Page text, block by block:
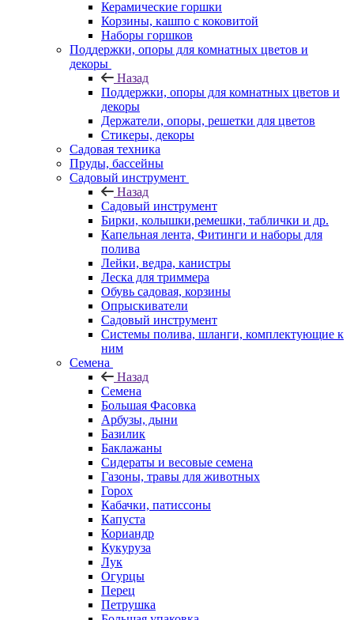
Керамические горшки
Корзины, кашпо с коковитой
Наборы горшков
Поддержки, опоры для комнатных цветов и
декоры
Назад
Поддержки, опоры для комнатных цветов и
декоры
Держатели, опоры, решетки для цветов
Стикеры, декоры
Садовая техника
Пруды, бассейны
Садовый инструмент
Назад
Садовый инструмент
Бирки, колышки,ремешки, таблички и др.
Капельная лента, Фитинги и наборы для
полива
Лейки, ведра, канистры
Леска для триммера
Обувь садовая, корзины
Опрыскиватели
Садовый инструмент
Системы полива, шланги, комплектующие к
ним
Семена
Назад
Семена
Большая Фасовка
Арбузы, дыни
Базилик
Баклажаны
Сидераты и весовые семена
Газоны, травы для животных
Горох
Кабачки, патиссоны
Капуста
Кориандр
Кукуруза
Лук
Огурцы
Перец
Петрушка